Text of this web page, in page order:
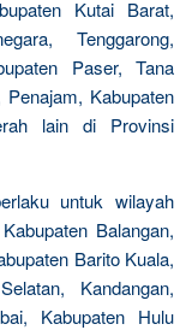
Kutai Barat,
Tenggarong,
Paser, Tana
Kabupaten
lain di Provinsi
untuk wilayah
Balangan,
Barito Kuala,
Kandangan,
Kabupaten Hulu